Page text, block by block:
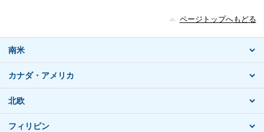
ページトップへもどる
南米
カナダ・アメリカ
北欧
フィリピン